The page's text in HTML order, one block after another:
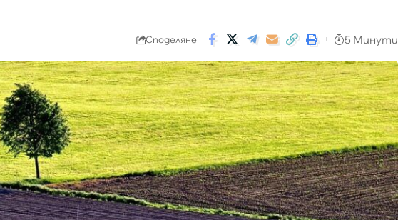
Споделяне 5 Минути